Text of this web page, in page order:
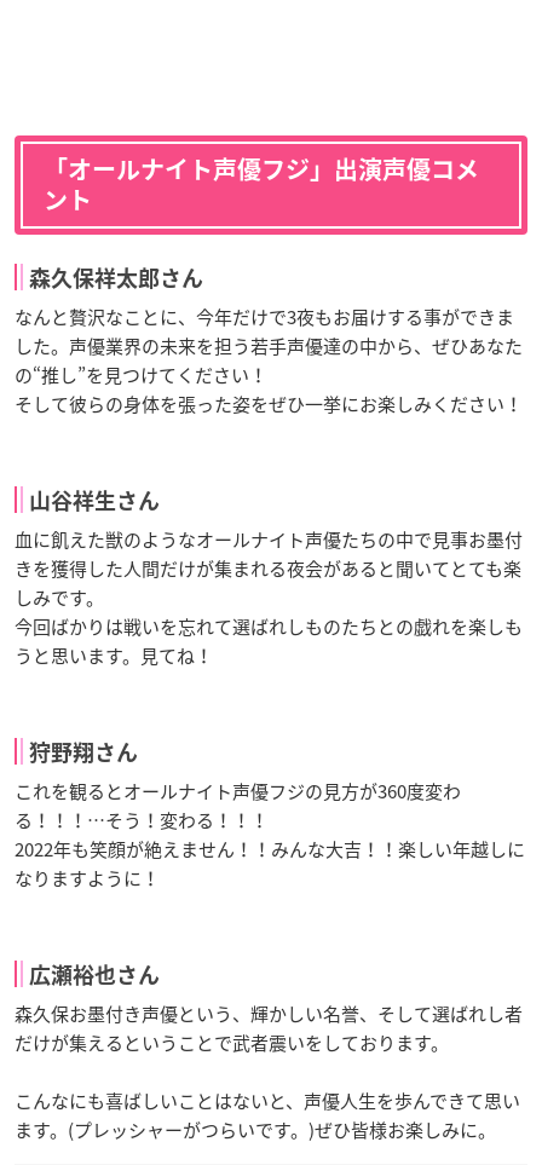
「オールナイト声優フジ」出演声優コメ
ント
森久保祥太郎さん
なんと贅沢なことに、今年だけで3夜もお届けする事ができま
した。声優業界の未来を担う若手声優達の中から、ぜひあなた
の“推し”を見つけてください！
そして彼らの身体を張った姿をぜひ一挙にお楽しみください！
山谷祥生さん
血に飢えた獣のようなオールナイト声優たちの中で見事お墨付
きを獲得した人間だけが集まれる夜会があると聞いてとても楽
しみです。
今回ばかりは戦いを忘れて選ばれしものたちとの戯れを楽しも
うと思います。見てね！
狩野翔さん
これを観るとオールナイト声優フジの見方が360度変わ
る！！！…そう！変わる！！！
2022年も笑顔が絶えません！！みんな大吉！！楽しい年越しに
なりますように！
広瀬裕也さん
森久保お墨付き声優という、輝かしい名誉、そして選ばれし者
だけが集えるということで武者震いをしております。
こんなにも喜ばしいことはないと、声優人生を歩んできて思い
ます。(プレッシャーがつらいです。)ぜひ皆様お楽しみに。